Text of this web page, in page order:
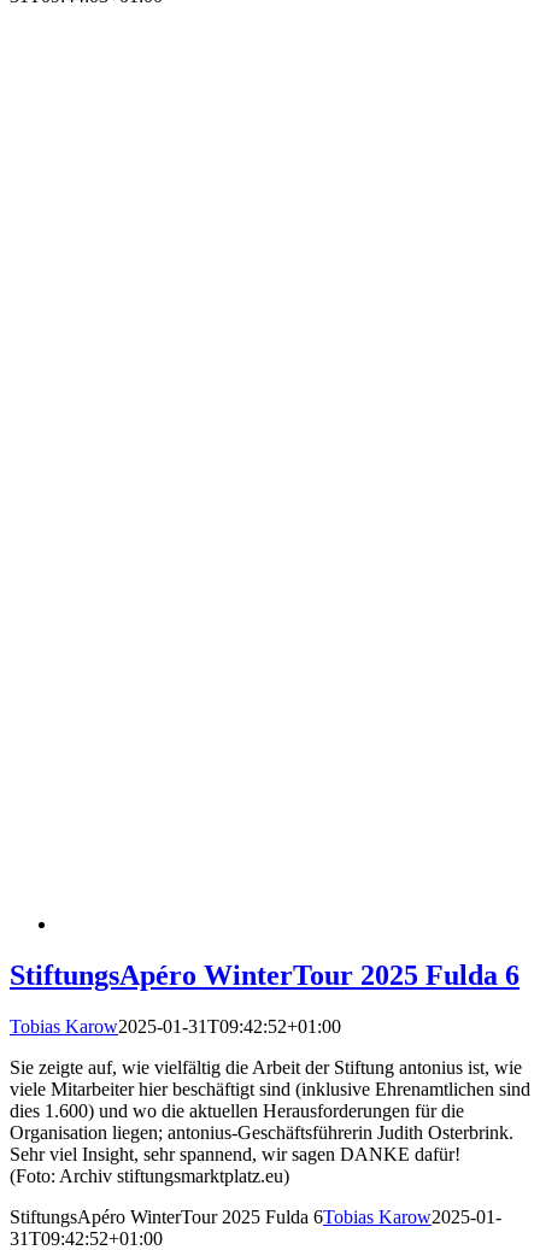
StiftungsApéro WinterTour 2025 Fulda 6
Tobias Karow2025-01-31T09:42:52+01:00
Sie zeigte auf, wie vielfältig die Arbeit der Stiftung antonius ist, wie
viele Mitarbeiter hier beschäftigt sind (inklusive Ehrenamtlichen sind
dies 1.600) und wo die aktuellen Herausforderungen für die
Organisation liegen; antonius-Geschäftsführerin Judith Osterbrink.
Sehr viel Insight, sehr spannend, wir sagen DANKE dafür!
(Foto: Archiv stiftungsmarktplatz.eu)
StiftungsApéro WinterTour 2025 Fulda 6Tobias Karow2025-01-
31T09:42:52+01:00